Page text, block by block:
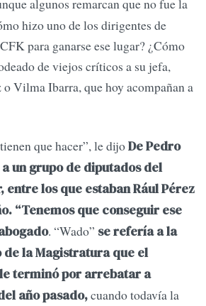
algunos remarcan que no fue la
hizo uno de los dirigentes de
para ganarse ese lugar? ¿Cómo
de viejos críticos a su jefa,
Vilma Ibarra, que hoy acompañan a
que hacer”, le dijoDe Pedro
a un grupo de diputados del
entre los que estaban Rául Pérez
“Tenemos que conseguir ese
. “Wado” se refería a la
de la Magistratura que el
terminó por arrebatar a
año pasado,cuando todavía la